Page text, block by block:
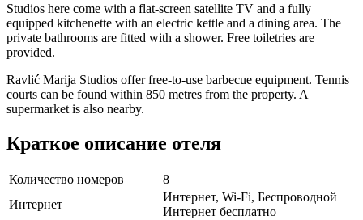
Studios here come with a flat-screen satellite TV and a fully
equipped kitchenette with an electric kettle and a dining area. The
private bathrooms are fitted with a shower. Free toiletries are
provided.
Ravlić Marija Studios offer free-to-use barbecue equipment. Tennis
courts can be found within 850 metres from the property. A
supermarket is also nearby.
Краткое описание отеля
Количество номеров
8
Интернет
Интернет, Wi-Fi, Беспроводной
Интернет бесплатно